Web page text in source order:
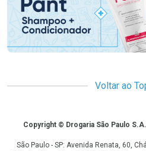
Voltar ao
CopyrightCopyright © Drogaria São Paulo
São Paulo - SP: Avenida Renata, 60,